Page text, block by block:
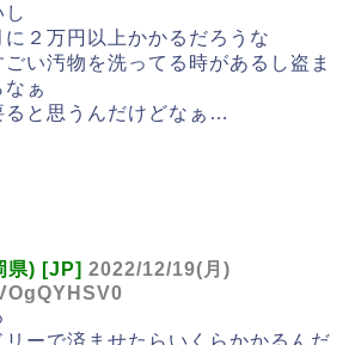
２万円以上かかるだろうな
い汚物を洗ってる時があるし盗ま
ぁ
ると思うんだけどなぁ…
県) [JP] 2022/12/19(月)